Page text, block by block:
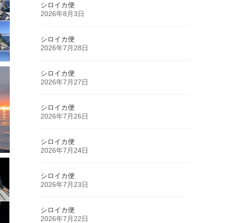
シロイカ便
2026年8月3日
シロイカ便
2026年7月28日
シロイカ便
2026年7月27日
シロイカ便
2026年7月26日
シロイカ便
2026年7月24日
シロイカ便
2026年7月23日
シロイカ便
2026年7月22日